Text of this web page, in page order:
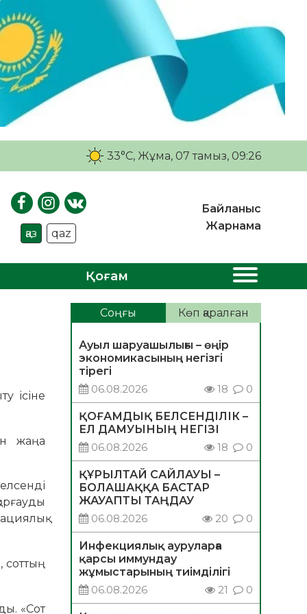
33°C, Жұма, 07 тамыз, 09:26
қаз qaz
Байланыс
Жарнама
Қоғам
ісіне
жаңа
соттың
«Сот
Соңғы Көп қаралған
Ауыл шаруашылығы – өңір
экономикасының негізгі
тірегі
06.08.2026
18 0
ҚОҒАМДЫҚ БЕЛСЕНДІЛІК –
ЕЛ ДАМУЫНЫҢ НЕГІЗІ
06.08.2026
18 0
ҚҰРЫЛТАЙ САЙЛАУЫ –
БОЛАШАҚҚА БАСТАР
ЖАУАПТЫ ТАҢДАУ
06.08.2026
20 0
Инфекциялық ауруларға
қарсы иммундау
жұмыстарының тиімділігі
06.08.2026
21 0